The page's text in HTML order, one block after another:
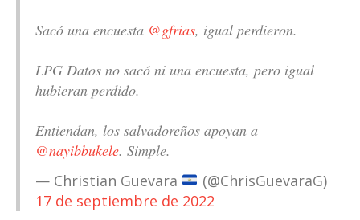
Sacó una encuesta @gfrias, igual perdieron.
LPG Datos no sacó ni una encuesta, pero igual
hubieran perdido.
Entiendan, los salvadoreños apoyan a
@nayibbukele. Simple.
— Christian Guevara
(@ChrisGuevaraG)
17 de septiembre de 2022